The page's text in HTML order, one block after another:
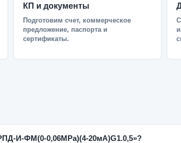
КП и документы
Подготовим счет, коммерческое
предложение, паспорта и
сертификаты.
И-ФМ(0-0,06MPa)(4-20мА)G1.0,5»?